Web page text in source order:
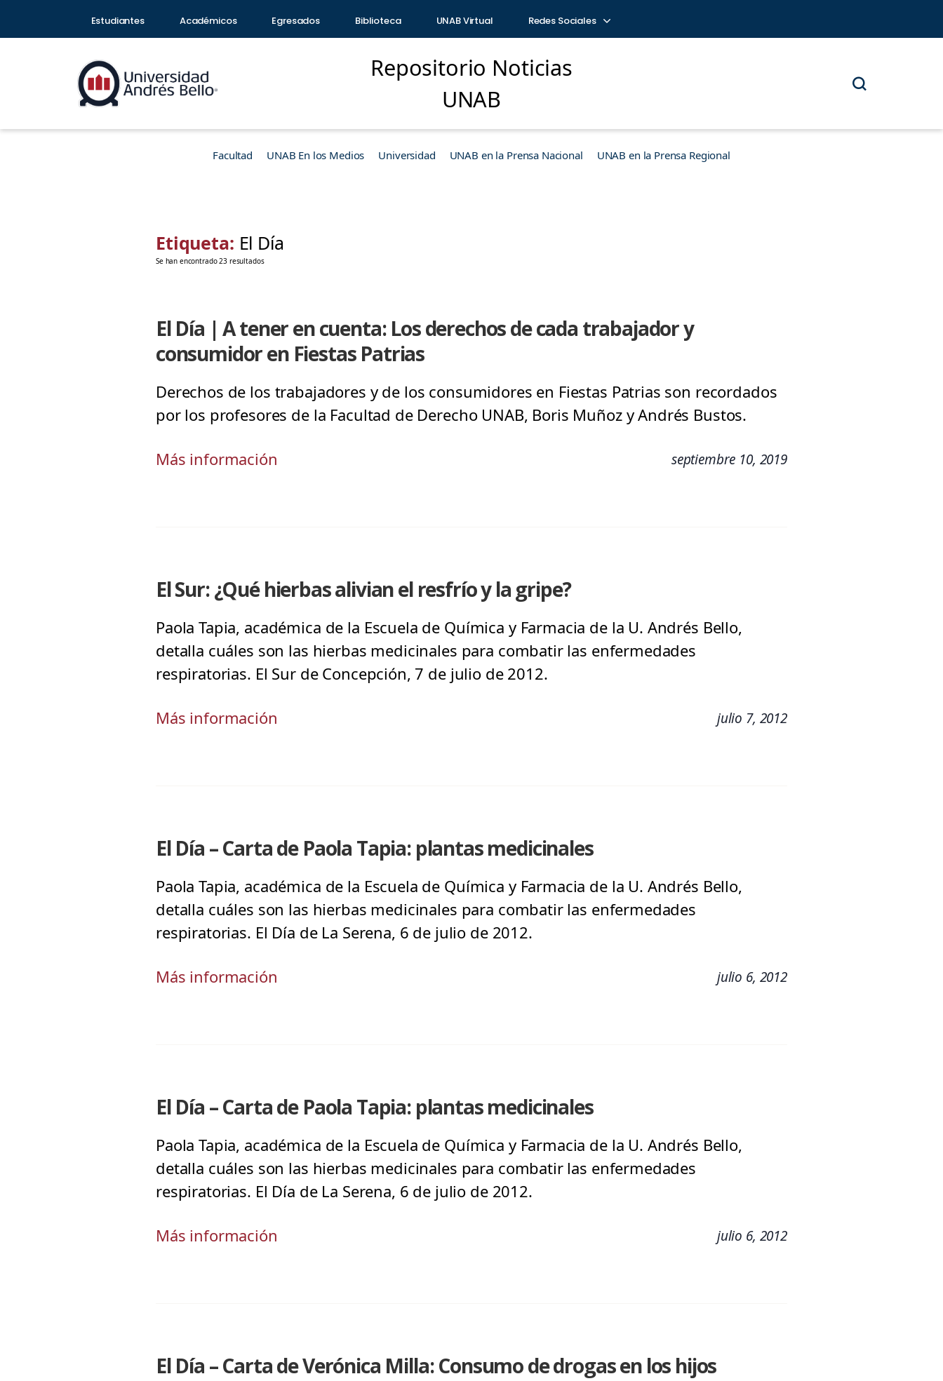
Estudiantes Académicos Egresados Biblioteca UNAB Virtual Redes Sociales
Repositorio Noticias
UNAB
Facultad UNAB En los Medios Universidad UNAB en la Prensa Nacional UNAB en la Prensa Regional
Etiqueta: El Día
Se han encontrado 23 resultados
El Día | A tener en cuenta: Los derechos de cada trabajador y
consumidor en Fiestas Patrias
Derechos de los trabajadores y de los consumidores en Fiestas Patrias son recordados
por los profesores de la Facultad de Derecho UNAB, Boris Muñoz y Andrés Bustos.
Más información septiembre 10, 2019
El Sur: ¿Qué hierbas alivian el resfrío y la gripe?
Paola Tapia, académica de la Escuela de Química y Farmacia de la U. Andrés Bello,
detalla cuáles son las hierbas medicinales para combatir las enfermedades
respiratorias. El Sur de Concepción, 7 de julio de 2012.
Más información julio 7, 2012
El Día – Carta de Paola Tapia: plantas medicinales
Paola Tapia, académica de la Escuela de Química y Farmacia de la U. Andrés Bello,
detalla cuáles son las hierbas medicinales para combatir las enfermedades
respiratorias. El Día de La Serena, 6 de julio de 2012.
Más información julio 6, 2012
El Día – Carta de Paola Tapia: plantas medicinales
Paola Tapia, académica de la Escuela de Química y Farmacia de la U. Andrés Bello,
detalla cuáles son las hierbas medicinales para combatir las enfermedades
respiratorias. El Día de La Serena, 6 de julio de 2012.
Más información julio 6, 2012
El Día – Carta de Verónica Milla: Consumo de drogas en los hijos